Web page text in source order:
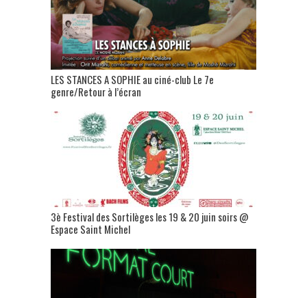
LES STANCES A SOPHIE au ciné-club Le 7e
genre/Retour à l’écran
3è Festival des Sortilèges les 19 & 20 juin soirs @
Espace Saint Michel